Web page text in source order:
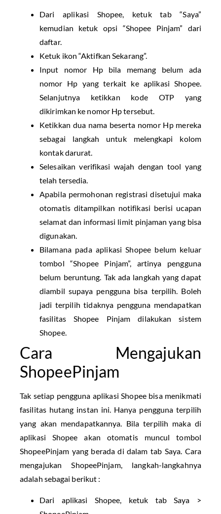
Dari aplikasi Shopee, ketuk tab “Saya”
kemudian ketuk opsi “Shopee Pinjam” dari
daftar.
Ketuk ikon “Aktifkan Sekarang”.
Input nomor Hp bila memang belum ada
nomor Hp yang terkait ke aplikasi Shopee.
Selanjutnya ketikkan kode OTP yang
dikirimkan ke nomor Hp tersebut.
Ketikkan dua nama beserta nomor Hp mereka
sebagai langkah untuk melengkapi kolom
kontak darurat.
Selesaikan verifikasi wajah dengan tool yang
telah tersedia.
Apabila permohonan registrasi disetujui maka
otomatis ditampilkan notifikasi berisi ucapan
selamat dan informasi limit pinjaman yang bisa
digunakan.
Bilamana pada aplikasi Shopee belum keluar
tombol “Shopee Pinjam”, artinya pengguna
belum beruntung. Tak ada langkah yang dapat
diambil supaya pengguna bisa terpilih. Boleh
jadi terpilih tidaknya pengguna mendapatkan
fasilitas Shopee Pinjam dilakukan sistem
Shopee.
Cara Mengajukan
ShopeePinjam
Tak setiap pengguna aplikasi Shopee bisa menikmati
fasilitas hutang instan ini. Hanya pengguna terpilih
yang akan mendapatkannya. Bila terpilih maka di
aplikasi Shopee akan otomatis muncul tombol
ShopeePinjam yang berada di dalam tab Saya. Cara
mengajukan ShopeePinjam, langkah-langkahnya
adalah sebagai berikut :
Dari aplikasi Shopee, ketuk tab Saya >